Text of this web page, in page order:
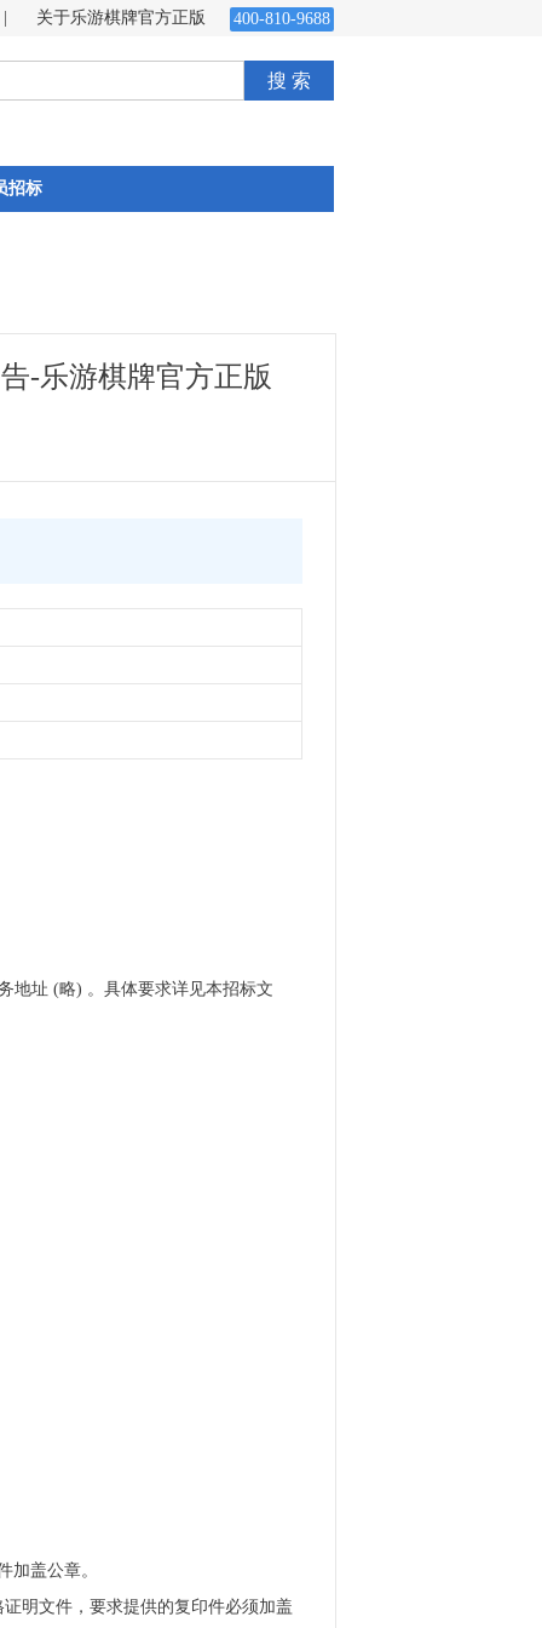
关于乐游棋牌官方正版 400-810-9688
搜 索
招标
-乐游棋牌官方正版
地址 (略) 。具体要求详见本招标文
加盖公章。
明文件，要求提供的复印件必须加盖